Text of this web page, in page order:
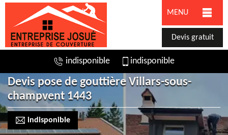
MENU
Devis gratuit
indisponible indisponible
Devis pose de gouttière Villars-sous-
champvent 1443
indisponible